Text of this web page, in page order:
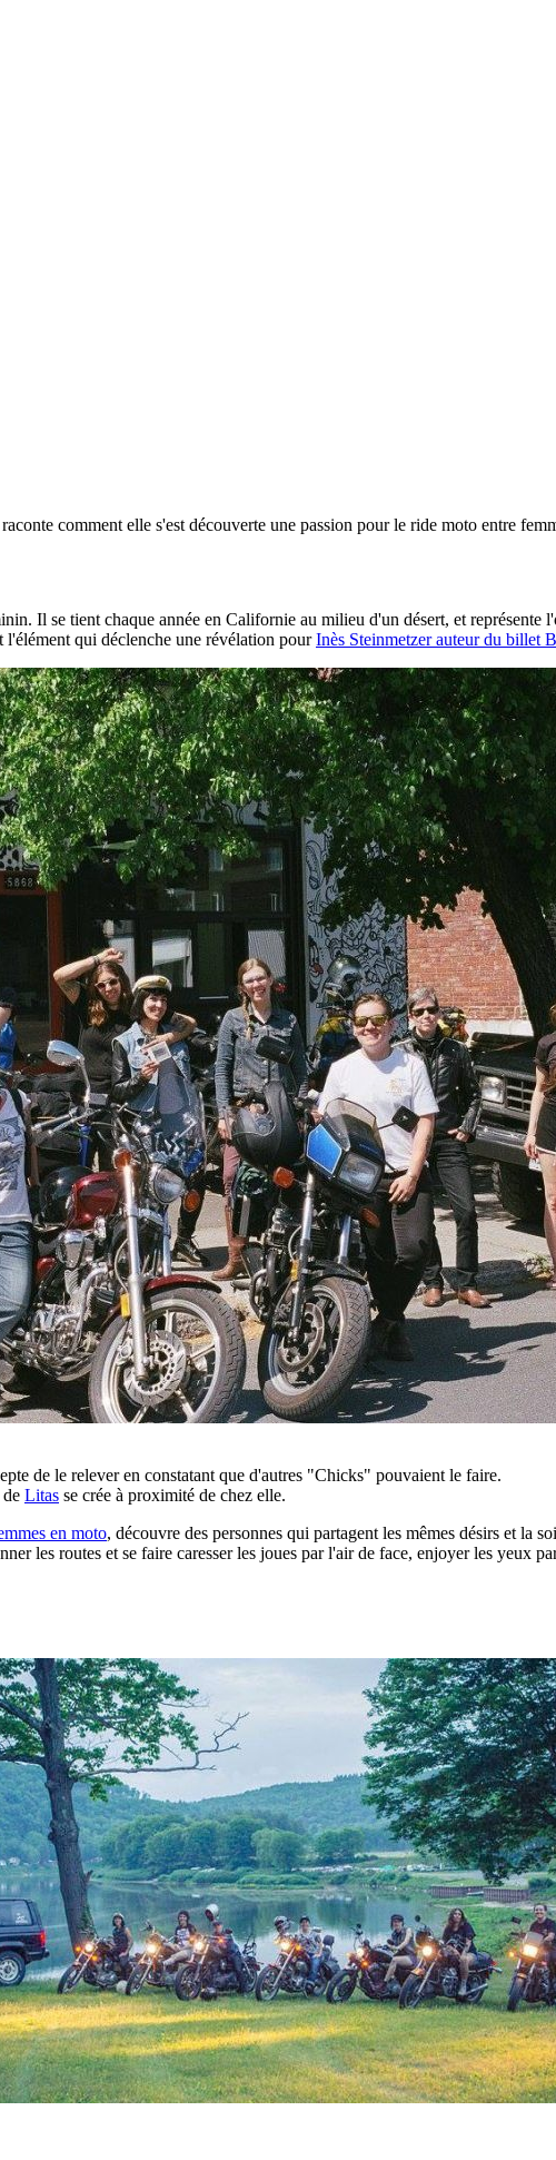
comment elle s'est découverte une passion pour le ride moto entre
Il se tient chaque année en Californie au milieu d'un désert, et représente
l'élément qui déclenche une révélation pourInès Steinmetzer auteur du billet
de le relever en constatant que d'autres "Chicks" pouvaient le faire.
Litas se crée à proximité de chez elle.
en moto, découvre des personnes qui partagent les mêmes désirs et la
les routes et se faire caresser les joues par l'air de face, enjoyer les yeux